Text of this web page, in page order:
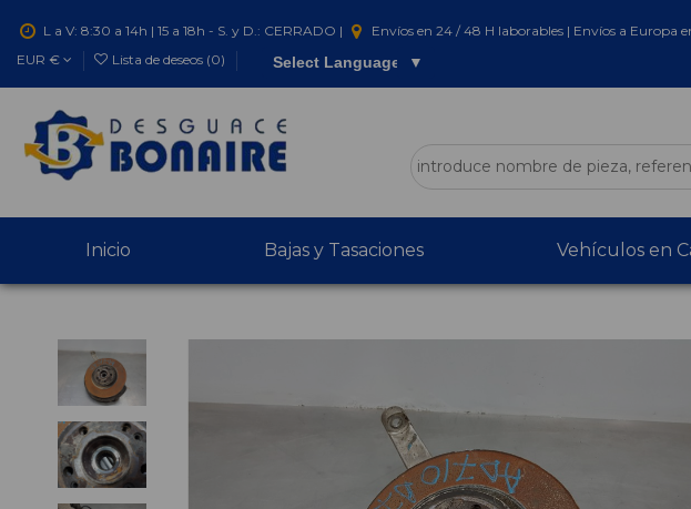
L a V: 8:30 a 14h | 15 a 18h - S. y D.: CERRADO | Envíos en 24 / 48 H laborables | Envíos a Europa
EUR €
Lista de deseos (0) Select Language ▼
Inicio Bajas y Tasaciones Vehículos en